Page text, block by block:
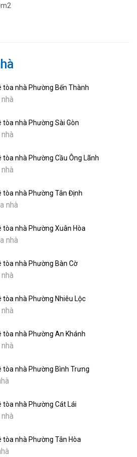
tòa nhà Phường Bến Thành
tòa nhà Phường Sài Gòn
tòa nhà Phường Cầu Ông Lãnh
tòa nhà Phường Tân Định
nhà
tòa nhà Phường Xuân Hòa
nhà
tòa nhà Phường Bàn Cờ
tòa nhà Phường Nhiêu Lộc
tòa nhà Phường An Khánh
tòa nhà Phường Bình Trưng
tòa nhà Phường Cát Lái
tòa nhà Phường Tân Hòa